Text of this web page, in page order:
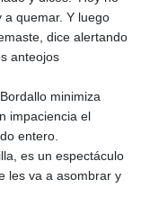
a quemar. Y luego
dice alertando
anteojos
minimiza
impaciencia el
entero.
es un espectáculo
les va a asombrar y